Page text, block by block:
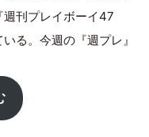
週刊プレイボーイ47
る。今週の『週プレ』